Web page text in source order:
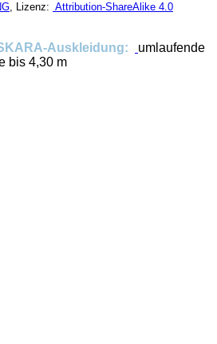
, Lizenz: Attribution-ShareAlike 4.0
Auskleidung:
umlaufende
bis 4,30 m